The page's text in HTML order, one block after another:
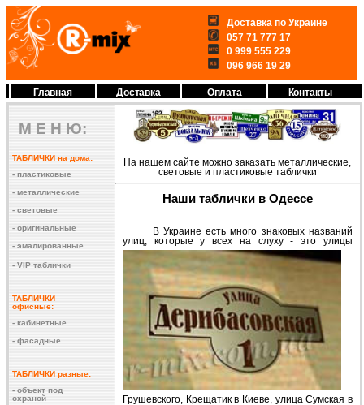
Доставка по Украине
057 71 777 17
0 999 555 229
096 966 19 29
Главная Доставка Оплата Контакты
М Е Н Ю:
ТАБЛИЧКИ на дома:
- пластиковые
- металлические
- световые
- оригинальные
- эмалированные
- VIP таблички
ТАБЛИЧКИ
офисные:
- кабинетные
- фасадные
ТАБЛИЧКИ разные:
- объект под
охраной
На нашем сайте можно заказать металлические,
световые и пластиковые таблички
Наши таблички в Одессе
В Украине есть много знаковых названий
улиц, которые у всех на слуху - это улицы
Грушевского, Крещатик в Киеве, улица Сумская в